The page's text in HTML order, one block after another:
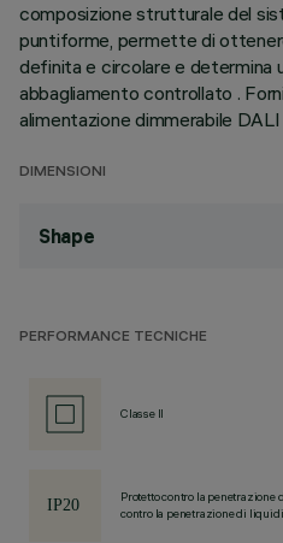
composizione strutturale del
puntiforme, permette di
definita e circolare e determina
abbagliamento controllato .
alimentazione dimmerabile
DIMENSIONI
Shape
PERFORMANCE TECNICHE
Classe II
Protetto contro la
contro la penetrazione di